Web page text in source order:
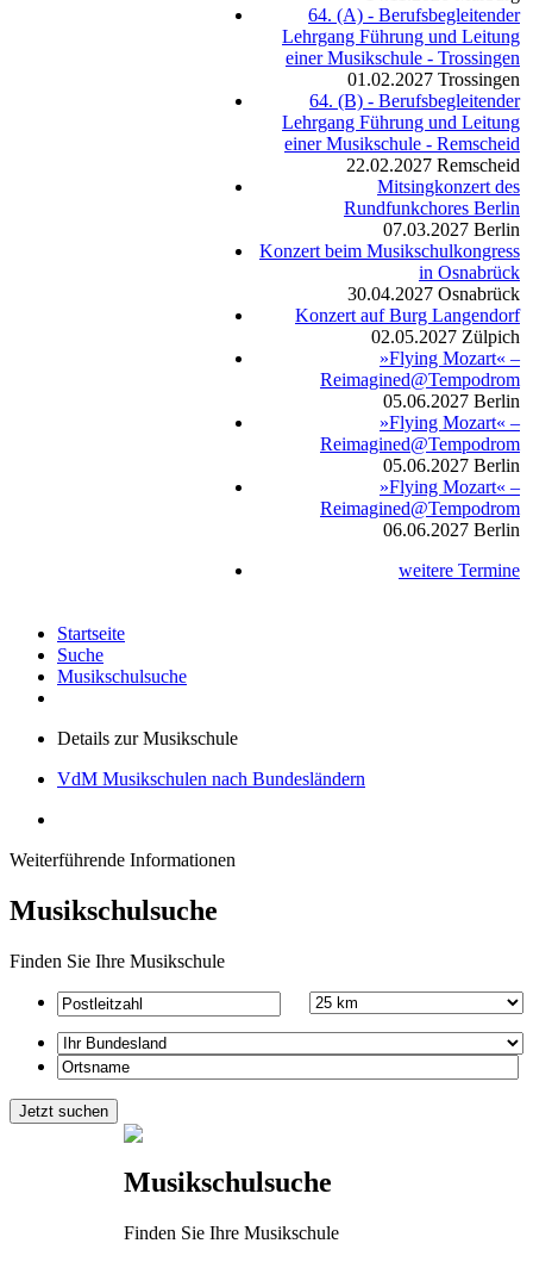
64. (A) - Berufsbegleitender
Lehrgang Führung und Leitung
einer Musikschule - Trossingen
01.02.2027 Trossingen
64. (B) - Berufsbegleitender
Lehrgang Führung und Leitung
einer Musikschule - Remscheid
22.02.2027 Remscheid
Mitsingkonzert des
Rundfunkchores Berlin
07.03.2027 Berlin
Konzert beim Musikschulkongress
in Osnabrück
30.04.2027 Osnabrück
Konzert auf Burg Langendorf
02.05.2027 Zülpich
»Flying Mozart« –
Reimagined@Tempodrom
05.06.2027 Berlin
»Flying Mozart« –
Reimagined@Tempodrom
05.06.2027 Berlin
»Flying Mozart« –
Reimagined@Tempodrom
06.06.2027 Berlin
weitere Termine
Startseite
Suche
Musikschulsuche
Details zur Musikschule
VdM Musikschulen nach Bundesländern
Weiterführende Informationen
Musikschulsuche
Finden Sie Ihre Musikschule
Musikschulsuche
Finden Sie Ihre Musikschule